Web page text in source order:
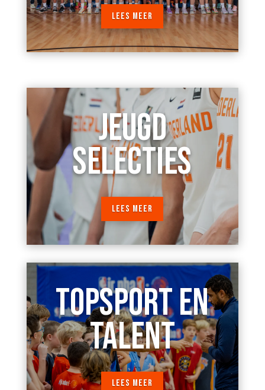
LEES MEER
JEUGD
SELECTIES
LEES MEER
TOPSPORT EN
TALENT
LEES MEER